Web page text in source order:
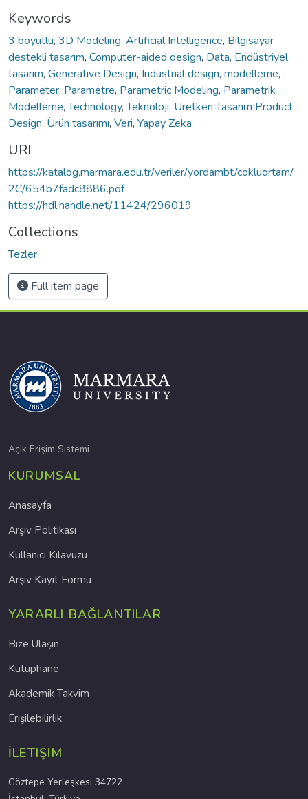
Keywords
3 boyutlu, 3D Modeling, Artificial Intelligence, Bilgisayar
destekli tasarım, Computer-aided design, Data, Endüstriyel
tasarım, Generative Design, Industrial design, modelleme,
Parameter, Parametre, Parametric Modeling, Parametrik
Modelleme,Technology,Teknoloji, Üretken Tasarım Product
Design, Ürün tasarımı, Veri, Yapay Zeka
URI
https://katalog.marmara.edu.tr/veriler/yordambt/cokluortam/
2C/654b7fadc8886.pdf
https://hdl.handle.net/11424/296019
Collections
Tezler
Full item page
Açık Erişim Sistemi
KURUMSAL
Anasayfa
Arşiv Politikası
Kullanıcı Kılavuzu
Arşiv Kayıt Formu
YARARLI BAĞLANTILAR
Bize Ulaşın
Kütüphane
Akademik Takvim
Erişilebilirlik
İLETIŞIM
Göztepe Yerleşkesi 34722